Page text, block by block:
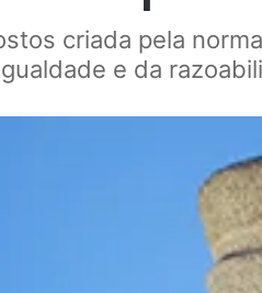
criada pela
e da